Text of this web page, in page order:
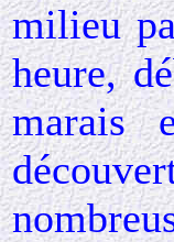
milieu
heure,
marais